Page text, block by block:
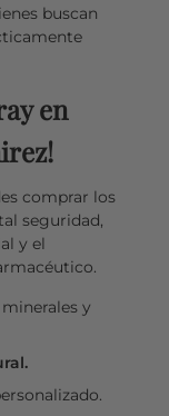
buscan
en
comprar los
seguridad,
y el
y